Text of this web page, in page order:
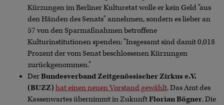
Kürzungen im Berliner Kulturetat wolle er kein Geld "aus
den Händen des Senats" annehmen, sondern es lieber an
57 von den Sparmaßnahmen betroffene
Kulturinstitutionen spenden: "Insgesamt sind damit 0,018
Prozent der vom Senat beschlossenen Kürzungen
zurückgenommen."
DerBundesverband Zeitgenössischer Zirkus e.V.
(BUZZ) hat einen neuen Vorstand gewählt. Das Amt des
Kassenwartes übernimmt in ZukunftFlorian Bögner. Die